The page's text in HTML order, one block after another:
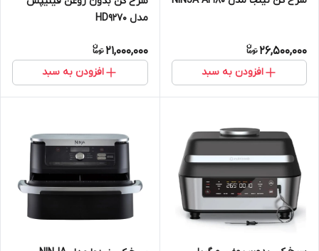
26,500,000
افزودن به سبد
مدل HD9270
21,000,000
افزودن به سبد